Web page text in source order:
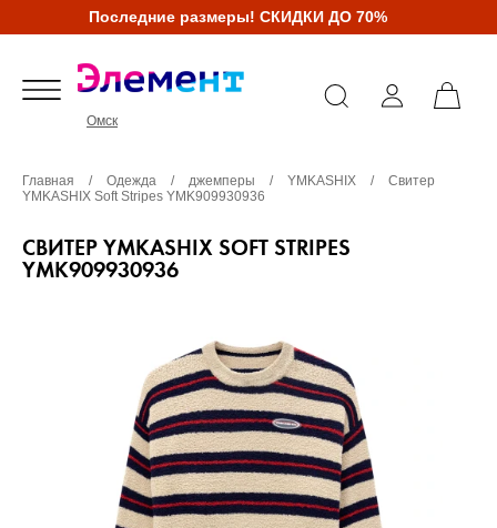
Последние размеры! СКИДКИ ДО 70%
Омск
Главная / Одежда / джемперы / YMKASHIX /
Свитер
YMKASHIX Soft Stripes YMK909930936
СВИТЕР YMKASHIX SOFT STRIPES
YMK909930936